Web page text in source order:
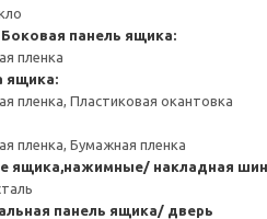
Боковая панель ящика:
пленка
ящика:
пленка, Пластиковая окантовка
пленка, Бумажная пленка
ящика,нажимные/ накладная
панель ящика/ дверь